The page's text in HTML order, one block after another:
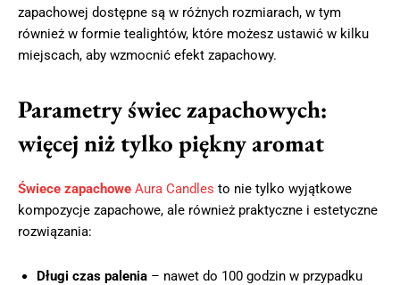
zapachowej dostępne są w różnych rozmiarach, w tym
również w formie tealightów, które możesz ustawić w kilku
miejscach, aby wzmocnić efekt zapachowy.
Parametry świec zapachowych:
więcej niż tylko piękny aromat
Świece zapachowe Aura Candles to nie tylko wyjątkowe
kompozycje zapachowe, ale również praktyczne i estetyczne
rozwiązania:
Długi czas palenia – nawet do 100 godzin w przypadku